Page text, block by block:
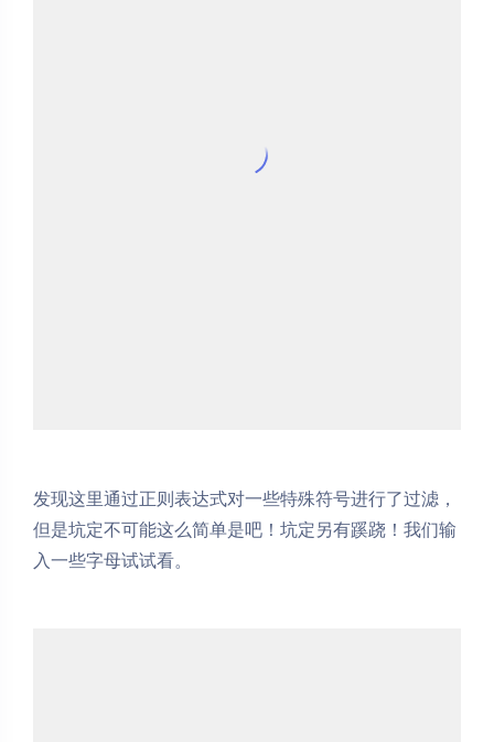
发现这里通过正则表达式对一些特殊符号进行了过滤，
但是坑定不可能这么简单是吧！坑定另有蹊跷！我们输
入一些字母试试看。